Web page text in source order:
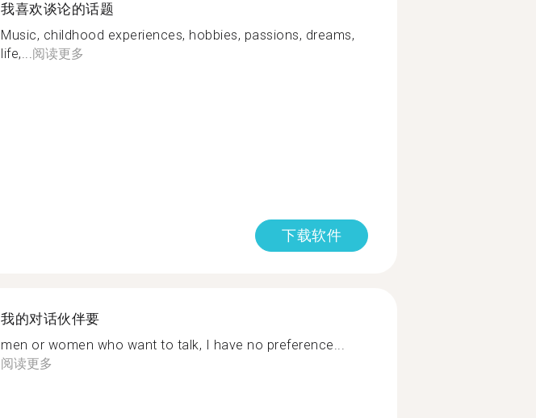
我喜欢谈论的话题
Music, childhood experiences, hobbies, passions, dreams,
life,...阅读更多
下载软件
我的对话伙伴要
men or women who want to talk, I have no preference...
阅读更多